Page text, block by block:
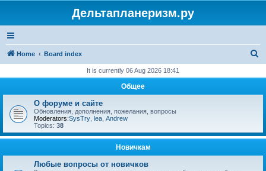
Дельтапланеризм.ру
Home Board index
r
It is currently 06 Aug 2026 18:41
Общее
О форуме и сайте
Обновления, дополнения, пожелания, вопросы
Moderators:SysTry lea Andrew
Topics: 38
Новичкам
Любые вопросы от новичков